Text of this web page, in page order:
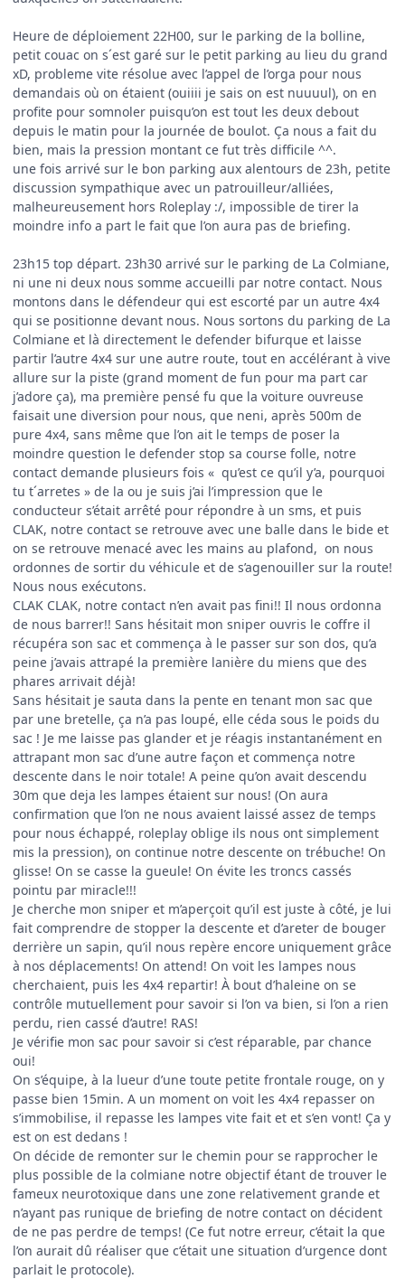
Heure de déploiement 22H00, sur le parking de la bolline,
petit couac on s´est garé sur le petit parking au lieu du grand
xD, probleme vite résolue avec l’appel de l’orga pour nous
demandais où on étaient (ouiiii je sais on est nuuuul), on en
profite pour somnoler puisqu’on est tout les deux debout
depuis le matin pour la journée de boulot. Ça nous a fait du
bien, mais la pression montant ce fut très difficile ^^.
une fois arrivé sur le bon parking aux alentours de 23h, petite
discussion sympathique avec un patrouilleur/alliées,
malheureusement hors Roleplay :/, impossible de tirer la
moindre info a part le fait que l’on aura pas de briefing.
23h15 top départ. 23h30 arrivé sur le parking de La Colmiane,
ni une ni deux nous somme accueilli par notre contact. Nous
montons dans le défendeur qui est escorté par un autre 4x4
qui se positionne devant nous. Nous sortons du parking de La
Colmiane et là directement le defender bifurque et laisse
partir l’autre 4x4 sur une autre route, tout en accélérant à vive
allure sur la piste (grand moment de fun pour ma part car
j’adore ça), ma première pensé fu que la voiture ouvreuse
faisait une diversion pour nous, que neni, après 500m de
pure 4x4, sans même que l’on ait le temps de poser la
moindre question le defender stop sa course folle, notre
contact demande plusieurs fois « qu’est ce qu’il y’a, pourquoi
tu t´arretes » de la ou je suis j’ai l’impression que le
conducteur s’était arrêté pour répondre à un sms, et puis
CLAK, notre contact se retrouve avec une balle dans le bide et
on se retrouve menacé avec les mains au plafond, on nous
ordonnes de sortir du véhicule et de s’agenouiller sur la route!
Nous nous exécutons.
CLAK CLAK, notre contact n’en avait pas fini!! Il nous ordonna
de nous barrer!! Sans hésitait mon sniper ouvris le coffre il
récupéra son sac et commença à le passer sur son dos, qu’a
peine j’avais attrapé la première lanière du miens que des
phares arrivait déjà!
Sans hésitait je sauta dans la pente en tenant mon sac que
par une bretelle, ça n’a pas loupé, elle céda sous le poids du
sac ! Je me laisse pas glander et je réagis instantanément en
attrapant mon sac d’une autre façon et commença notre
descente dans le noir totale! A peine qu’on avait descendu
30m que deja les lampes étaient sur nous! (On aura
confirmation que l’on ne nous avaient laissé assez de temps
pour nous échappé, roleplay oblige ils nous ont simplement
mis la pression), on continue notre descente on trébuche! On
glisse! On se casse la gueule! On évite les troncs cassés
pointu par miracle!!!
Je cherche mon sniper et m’aperçoit qu’il est juste à côté, je lui
fait comprendre de stopper la descente et d’areter de bouger
derrière un sapin, qu’il nous repère encore uniquement grâce
à nos déplacements! On attend! On voit les lampes nous
cherchaient, puis les 4x4 repartir! À bout d’haleine on se
contrôle mutuellement pour savoir si l’on va bien, si l’on a rien
perdu, rien cassé d’autre! RAS!
Je vérifie mon sac pour savoir si c’est réparable, par chance
oui!
On s’équipe, à la lueur d’une toute petite frontale rouge, on y
passe bien 15min. A un moment on voit les 4x4 repasser on
s’immobilise, il repasse les lampes vite fait et et s’en vont! Ça y
est on est dedans !
On décide de remonter sur le chemin pour se rapprocher le
plus possible de la colmiane notre objectif étant de trouver le
fameux neurotoxique dans une zone relativement grande et
n’ayant pas runique de briefing de notre contact on décident
de ne pas perdre de temps! (Ce fut notre erreur, c’était la que
l’on aurait dû réaliser que c’était une situation d’urgence dont
parlait le protocole).